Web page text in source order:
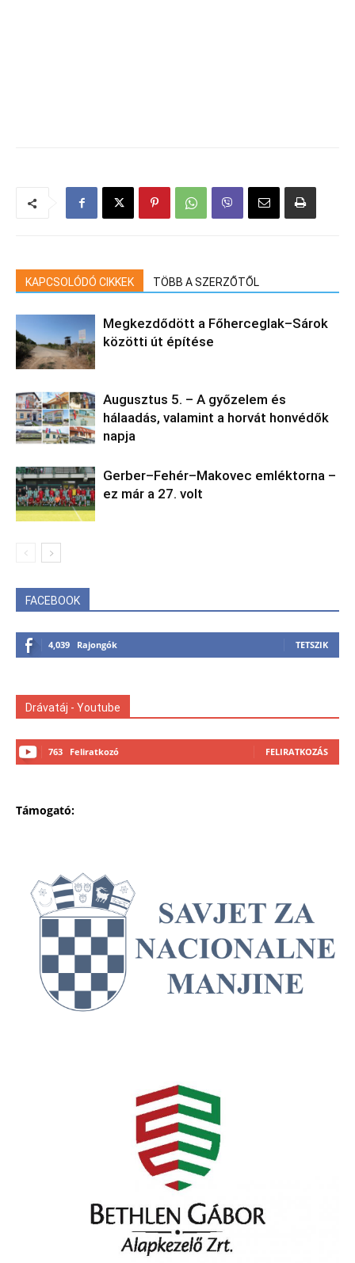
KAPCSOLÓDÓ CIKKEK TÖBB A SZERZŐTŐL
Megkezdődött a Főherceglak–Sárok
közötti út építése
Augusztus 5. – A győzelem és
hálaadás, valamint a horvát honvédők
napja
Gerber–Fehér–Makovec emléktorna –
ez már a 27. volt
FACEBOOK
4,039 Rajongók TETSZIK
Drávatáj - Youtube
763 Feliratkozó FELIRATKOZÁS
Támogató: